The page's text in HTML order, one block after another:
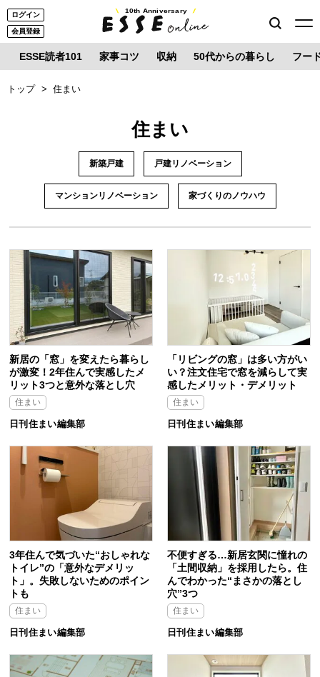
ログイン
会員登録
10th Anniversary
ESSE読者101 家事コツ 収納 50代からの暮らし フー
トップ 住まい
住まい
新築戸建 戸建リノベーション
マンションリノベーション 家づくりのノウハウ
新居の「窓」を変えたら暮らし
が激変！2年住んで実感したメ
リット3つと意外な落とし穴
住まい
日刊住まい編集部
「リビングの窓」は多い方がい
い？注文住宅で窓を減らして実
感したメリット・デメリット
住まい
日刊住まい編集部
3年住んで気づいた“おしゃれな
トイレ”の「意外なデメリッ
ト」。失敗しないためのポイン
トも
住まい
日刊住まい編集部
不便すぎる…新居玄関に憧れの
「土間収納」を採用したら。住
んでわかった“まさかの落とし
穴”3つ
住まい
日刊住まい編集部